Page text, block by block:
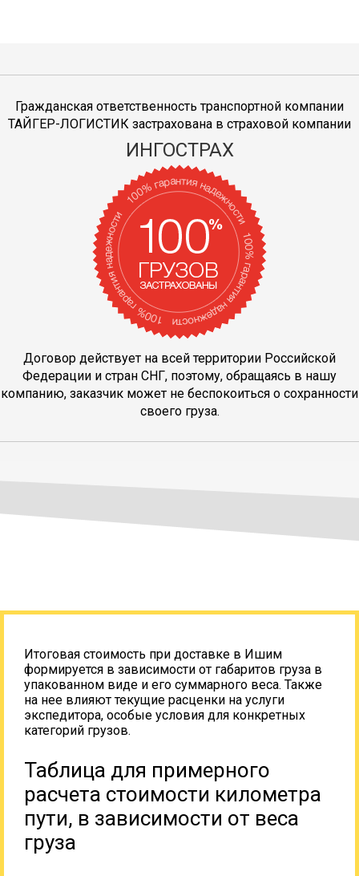
Гражданская ответственность транспортной компании
ТАЙГЕР-ЛОГИСТИК застрахована в страховой компании
ИНГОСТРАХ
Договор действует на всей территории Российской
Федерации и стран СНГ, поэтому, обращаясь в нашу
компанию, заказчик может не беспокоиться о сохранности
своего груза.
Итоговая стоимость при доставке в Ишим
формируется в зависимости от габаритов груза в
упакованном виде и его суммарного веса. Также
на нее влияют текущие расценки на услуги
экспедитора, особые условия для конкретных
категорий грузов.
Таблица для примерного
расчета стоимости километра
пути, в зависимости от веса
груза